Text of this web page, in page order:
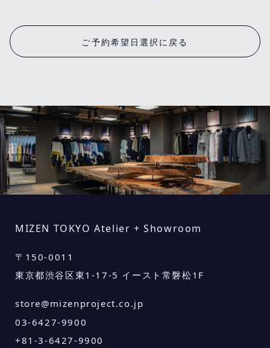
ご予約希望日選択に戻る
MIZEN TOKYO Atelier + Showroom
〒 150-0011
東京都渋谷区東1-17-5 イースト常磐松1F
store@mizenproject.co.jp
03-6427-9900
+81-3-6427-9900